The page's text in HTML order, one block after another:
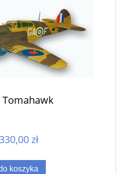
Tomahawk
330,00 zł
koszyka